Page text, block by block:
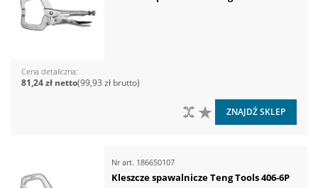
Cena detaliczna
99,93 zł
81,24 zł
DO LISTY ŻYCZEŃ
DO PORÓWNANIA
ZNAJDŹ SKLEP
Nr art. 186650107
Kleszcze spawalnicze Teng Tools 406-6P